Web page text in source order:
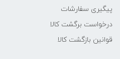
پیگیری سفارشات
درخواست برگشت کالا
قوانین بازگشت کالا